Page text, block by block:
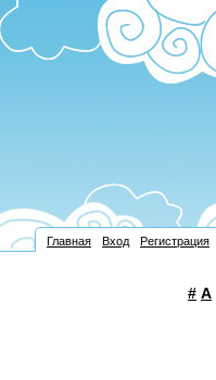
Главная Вход Регистрация
# А